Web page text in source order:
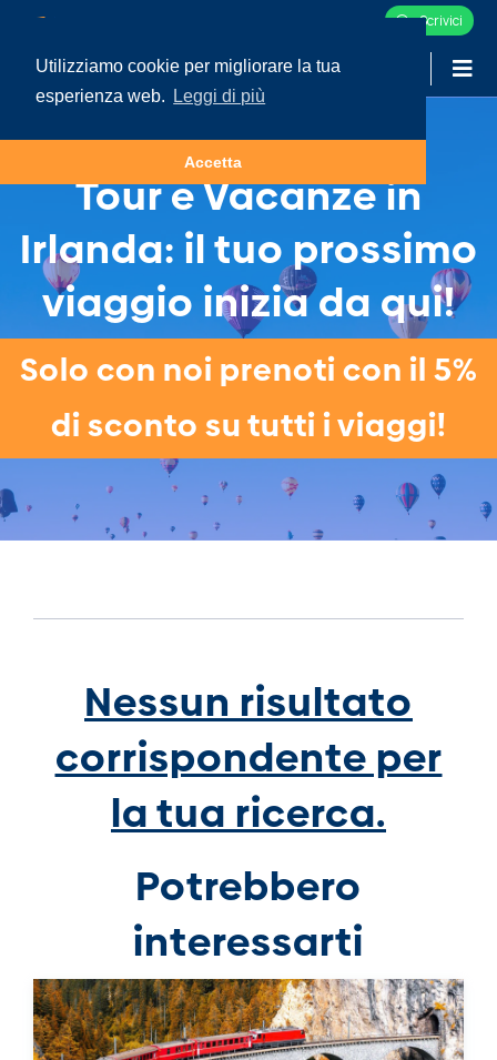
Utilizziamo cookie per migliorare la tua
esperienza web.
Leggi di più
Accetta
Scrivici
Tour e Vacanze in
Irlanda: il tuo prossimo
viaggio inizia da qui!
Solo con noi prenoti con il 5%
di sconto su tutti i viaggi!
Nessun risultato
corrispondente per
la tua ricerca.
Potrebbero
interessarti